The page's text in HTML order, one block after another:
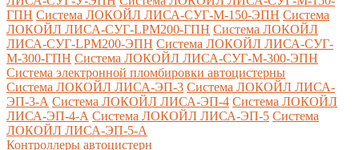
ГПН Система ЛОКОЙЛ ЛИСА-СУГ-М-150-ЭПН Система
ЛОКОЙЛ ЛИСА-СУГ-LPM200-ГПН Система ЛОКОЙЛ
ЛИСА-СУГ-LPM200-ЭПН Система ЛОКОЙЛ ЛИСА-СУГ-
М-300-ГПН Система ЛОКОЙЛ ЛИСА-СУГ-М-300-ЭПН
Система электронной пломбировки автоцистерны
Система ЛОКОЙЛ ЛИСА-ЭП-3 Система ЛОКОЙЛ ЛИСА-
ЭП-3-А Система ЛОКОЙЛ ЛИСА-ЭП-4 Система ЛОКОЙЛ
ЛИСА-ЭП-4-А Система ЛОКОЙЛ ЛИСА-ЭП-5 Система
ЛОКОЙЛ ЛИСА-ЭП-5-А
Контроллеры автоцистерн